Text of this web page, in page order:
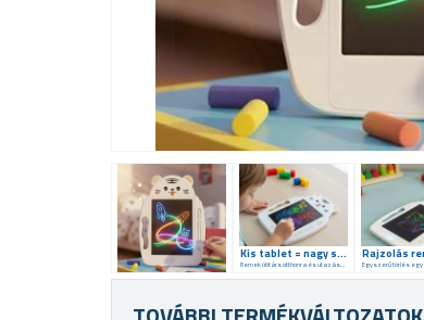
Kis tablet = nagy szórakozás
Remek útitárs otthonra és utazáshoz is